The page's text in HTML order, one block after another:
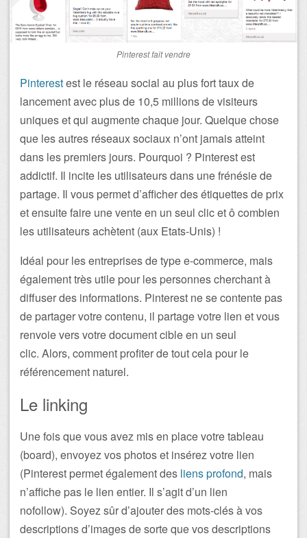
Pinterest fait vendre
Pinterestest le réseau social au plus fort taux de
lancement avec plus de 10,5 millions de visiteurs
uniques et qui augmente chaque jour. Quelque chose
que les autres réseaux sociaux n’ont jamais atteint
dans les premiers jours. Pourquoi ? Pinterest est
addictif. Il incite les utilisateurs dans une frénésie de
partage. Il vous permet d’afficher des étiquettes de prix
et ensuite faire une vente en un seul clic et ô combien
les utilisateurs achètent (aux Etats-Unis) !
Idéal pour les entreprises de type e-commerce, mais
également très utile pour les personnes cherchant à
diffuser des informations. Pinterest ne se contente pas
de partager votre contenu, il partage votre lien et vous
renvoie vers votre document cible en un seul
clic. Alors, comment profiter de tout cela pour le
référencement naturel.
Le linking
Une fois que vous avez mis en place votre tableau
(board), envoyez vos photos et insérez votre lien
(Pinterest permet également des liens profond, mais
n’affiche pas le lien entier. Il s’agit d’un lien
nofollow). Soyez sûr d’ajouter des mots-clés à vos
descriptions d’images de sorte que vos descriptions